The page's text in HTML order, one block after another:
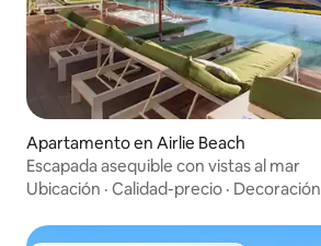
Apartamento en Airlie Beach
Escapada asequible con vistas al mar
Ubicación · Calidad-precio · Decoración